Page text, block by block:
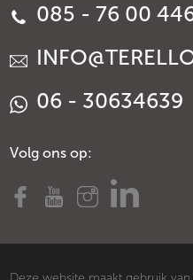
085 - 76 00
06 - 30634639
Volg ons op: